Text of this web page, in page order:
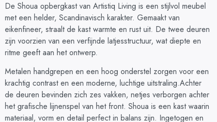
De Shoua opbergkast van Artistiq Living is een stijlvol meubel
met een helder, Scandinavisch karakter. Gemaakt van
eikenfineer, straalt de kast warmte en rust uit. De twee deuren
zijn voorzien van een verfijnde latjesstructuur, wat diepte en
ritme geeft aan het ontwerp.
Metalen handgrepen en een hoog onderstel zorgen voor een
krachtig contrast en een moderne, luchtige uitstraling.Achter
de deuren bevinden zich zes vakken, netjes verborgen achter
het grafische lijnenspel van het front. Shoua is een kast waarin
materiaal, vorm en detail perfect in balans zijn. Ingetogen en